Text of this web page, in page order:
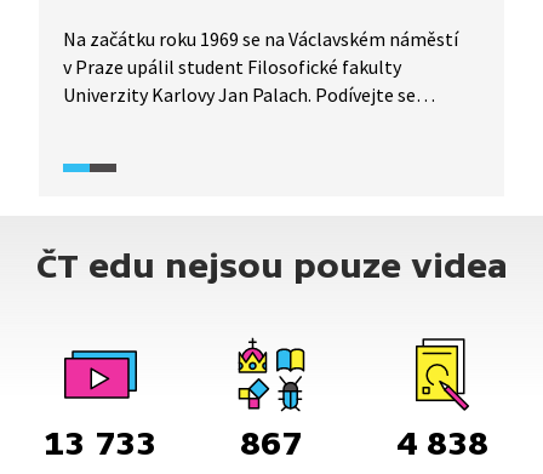
Na začátku roku 1969 se na Václavském náměstí
v Praze upálil student Filosofické fakulty
Univerzity Karlovy Jan Palach. Podívejte se
ČT edu nejsou pouze videa
13 733 867 4 838